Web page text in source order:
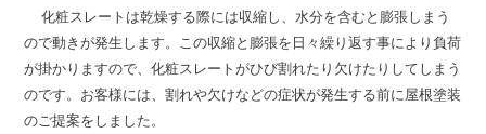
化粧スレートは乾燥する際には収縮し、水分を含むと膨張しまう
ので動きが発生します。この収縮と膨張を日々繰り返す事により負荷
が掛かりますので、化粧スレートがひび割れたり欠けたりしてしまう
のです。お客様には、割れや欠けなどの症状が発生する前に屋根塗装
のご提案をしました。